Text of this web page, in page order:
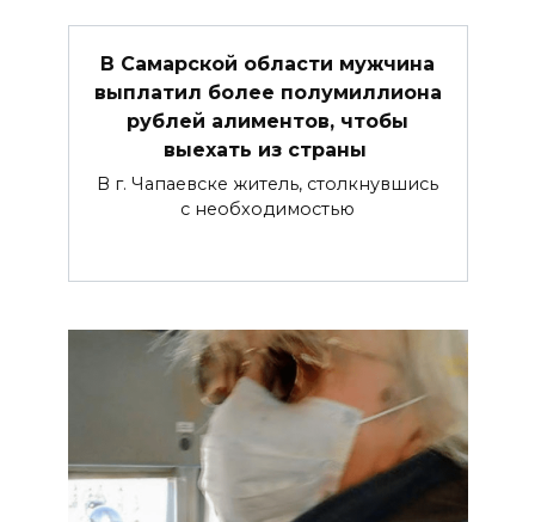
В Самарской области мужчина
выплатил более полумиллиона
рублей алиментов, чтобы
выехать из страны
В г. Чапаевске житель, столкнувшись
с необходимостью